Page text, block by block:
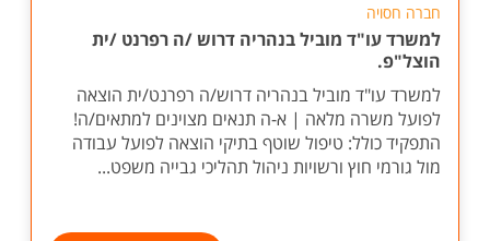
חברה חסויה
למשרד עו"ד מוביל בנהריה דרוש /ה רפרנט /ית
הוצל"פ.
למשרד עו"ד מוביל בנהריה דרוש/ה רפרנט/ית הוצאה
לפועל משרה מלאה | א-ה תנאים מצוינים למתאים/ה!
התפקיד כולל: טיפול שוטף בתיקי הוצאה לפועל עבודה
מול גורמי חוץ ורשויות ניהול תהליכי גבייה משפט...